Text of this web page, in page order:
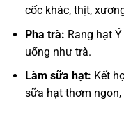
cốc khác, thịt,
Pha trà: Rang hạt
uống như trà.
Làm sữa hạt: Kết
sữa hạt thơm ngon,